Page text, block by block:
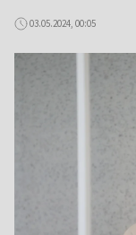
03.05.2024, 00:05